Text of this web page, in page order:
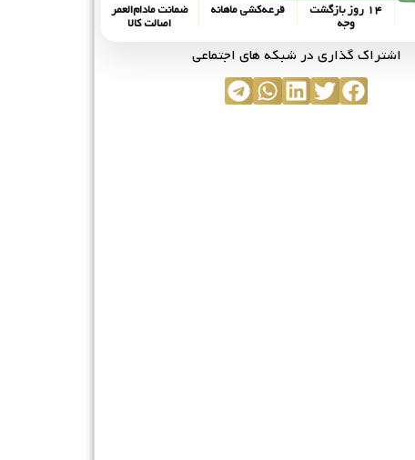
۱۴ روز بازگشت
وجه
قرعه‌کشی ماهانه ضمانت مادام‌العمر
اصالت کالا
اشتراک گذاری در شبکه های اجتماعی